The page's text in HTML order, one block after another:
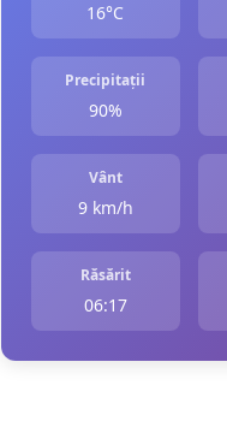
16°C
Precipitații
90%
Vânt
9 km/h
Răsărit
06:17